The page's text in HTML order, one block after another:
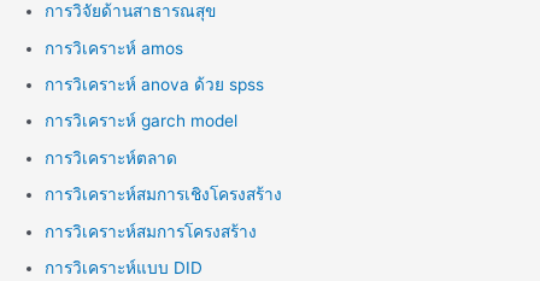
การวิจัยด้านสาธารณสุข
การวิเคราะห์ amos
การวิเคราะห์ anova ด้วย spss
การวิเคราะห์ garch model
การวิเคราะห์ตลาด
การวิเคราะห์สมการเชิงโครงสร้าง
การวิเคราะห์สมการโครงสร้าง
การวิเคราะห์แบบ DID